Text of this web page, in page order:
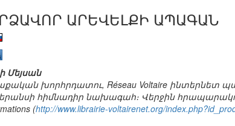
ԱՐԵՎԵԼՔԻ ԱՊԱԳԱՆ
Մեյսան
խորհրդատու, Réseau Voltaire ինտերնետ
հիմնադիր նախագահ։ Վերջին
(http://www.librairie-voltairenet.org/